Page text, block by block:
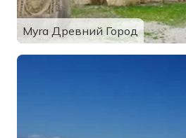
Myra Древний Город